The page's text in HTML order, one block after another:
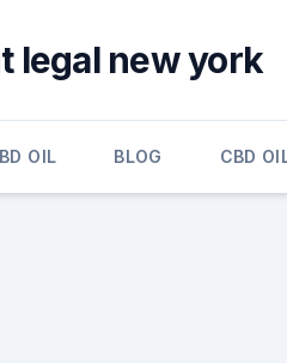
legal new york
OIL BLOG CBD